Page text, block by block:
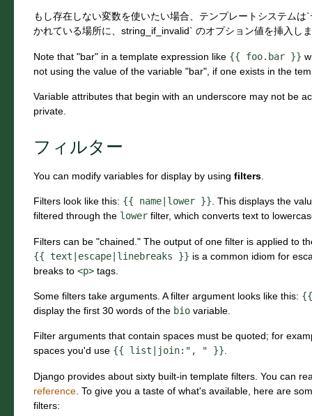
もし存在しない変数を使いたい場合、テンプレートシステム
かれている場所に、string_if_invalid` のオプション値を挿入し
Note that "bar" in a template expression like {{ foo.bar }}
not using the value of the variable "bar", if one exists in the
Variable attributes that begin with an underscore may not be
private.
フィルター
You can modify variables for display by using filters
Filters look like this: {{ name|lower }} . This displays the
filtered through the lower filter, which converts text to
Filters can be "chained." The output of one filter is applied to
{{ text|escape|linebreaks }} is a common idiom for
breaks to <p> tags.
Some filters take arguments. A filter argument looks like this: {{
display the first 30 words of the bio variable.
Filter arguments that contain spaces must be quoted; for
spaces you'd use {{ list|join:", " }}.
Django provides about sixty built-in template filters. You can
reference . To give you a taste of what's available, here are
filters: